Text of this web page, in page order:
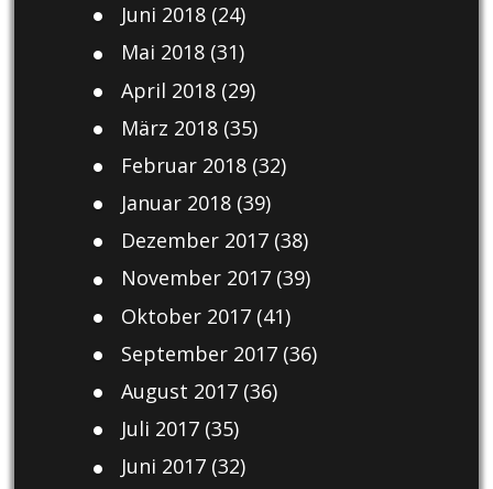
Juni 2018(24)
Mai 2018(31)
April 2018(29)
März 2018(35)
Februar 2018(32)
Januar 2018(39)
Dezember 2017(38)
November 2017(39)
Oktober 2017(41)
September 2017(36)
August 2017(36)
Juli 2017(35)
Juni 2017(32)